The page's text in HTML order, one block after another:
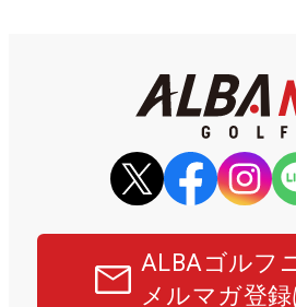
ALBAゴルフ
メルマガ登